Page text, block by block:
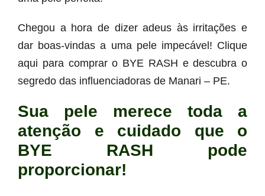
Chegou a hora de dizer adeus às irritações e
dar boas-vindas a uma pele impecável! Clique
aqui para comprar o BYE RASH e descubra o
segredo das influenciadoras de Manari – PE.
Sua pele merece toda a
atenção e cuidado que o
BYE RASH pode
proporcionar!